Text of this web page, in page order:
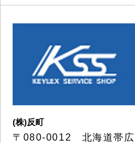
(株)反町
〒080-0012 北海道帯広